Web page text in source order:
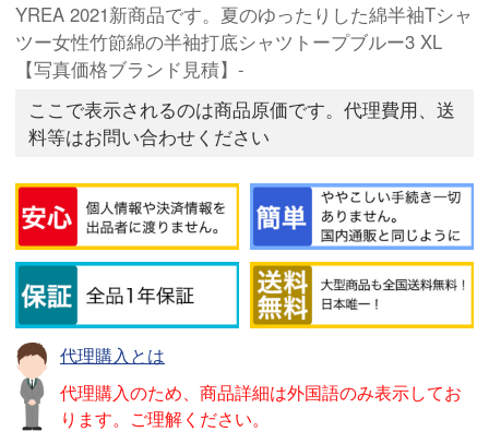
YREA 2021新商品です。夏のゆったりした綿半袖Tシャ
ツー女性竹節綿の半袖打底シャツトープブルー3 XL
【写真価格ブランド見積】-
ここで表示されるのは商品原価です。代理費用、送
料等はお問い合わせください
代理購入とは
代理購入のため、商品詳細は外国語のみ表示してお
ります。ご理解ください。